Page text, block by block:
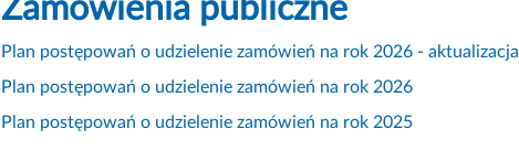
Zamówienia publiczne
Plan postępowań o udzielenie zamówień na rok 2026 - aktualizacja
Plan postępowań o udzielenie zamówień na rok 2026
Plan postępowań o udzielenie zamówień na rok 2025